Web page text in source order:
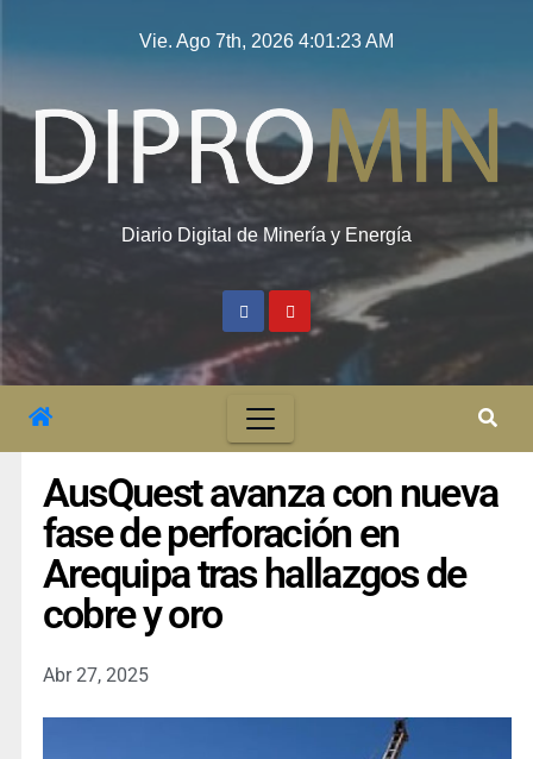
Vie. Ago 7th, 2026 4:01:23 AM
Diario Digital de Minería y Energía
AusQuest avanza con nueva
fase de perforación en
Arequipa tras hallazgos de
cobre y oro
Abr 27, 2025